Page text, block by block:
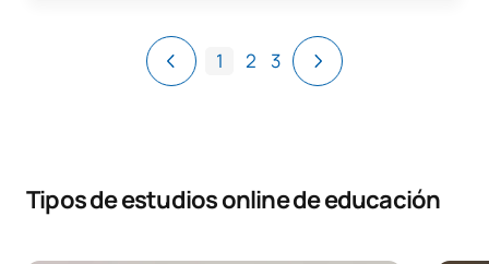
1 2 3
Tipos de estudios online de educación